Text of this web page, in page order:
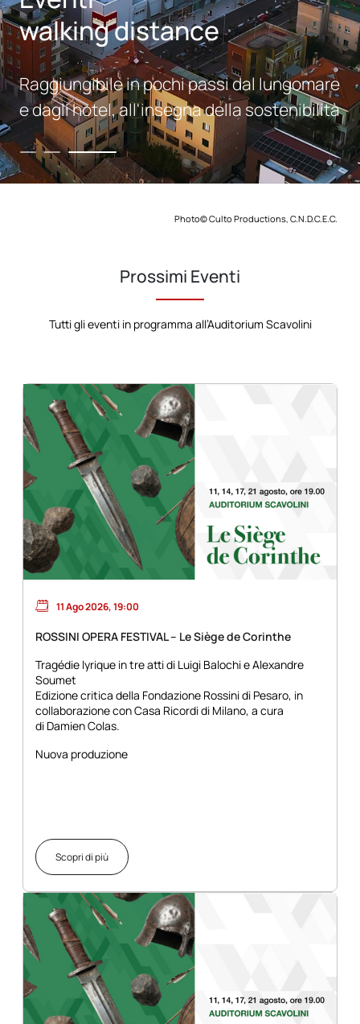
walking distance
Raggiungibile in pochi passi dal lungomare
e dagli hotel, all'insegna della sostenibilità
Photo© Culto Productions, C.N.D.C.E.C.
Prossimi Eventi
Tutti gli eventi in programma all’Auditorium Scavolini
11 Ago 2026, 19:00
ROSSINI OPERA FESTIVAL – Le Siège de Corinthe
Tragédie lyrique in tre atti di Luigi Balochi e Alexandre
Soumet
Edizione critica della Fondazione Rossini di Pesaro, in
collaborazione con Casa Ricordi di Milano, a cura
di Damien Colas.
Nuova produzione
Scopri di più